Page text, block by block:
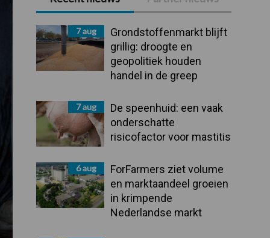
Sidebar7 aug
Grondstoffenmarkt blijft
grillig: droogte en
geopolitiek houden
handel in de greep
7 aug
De speenhuid: een vaak
onderschatte
risicofactor voor mastitis
6 aug
ForFarmers ziet volume
en marktaandeel groeien
in krimpende
Nederlandse markt